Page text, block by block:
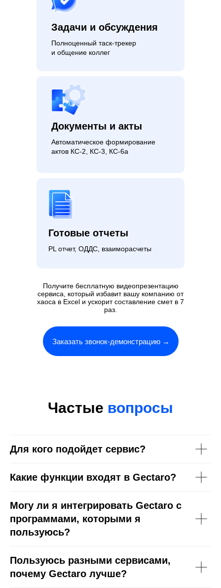
Задачи и обсуждения
Полноценный таск-трекер
и общение коллег
Документы и акты
Автоматическое формирование
актов КС-2, КС-3, КС-6а
Готовые отчеты
PL отчет, ОДДС, взаиморасчеты
Получите бесплатную видеопрезентацию
сервиса, который избавит вашу компанию от
хаоса в Excel и ускорит составление смет в 7
раз.
Заказать звонок-демонстрацию →
Частые вопросы
Для кого подойдет сервис?
Какие функции входят в Gectaro?
Могу ли я интегрировать Gectaro с
программами, которыми я
пользуюсь?
Пользуюсь разными сервисами,
почему Gectaro лучше?